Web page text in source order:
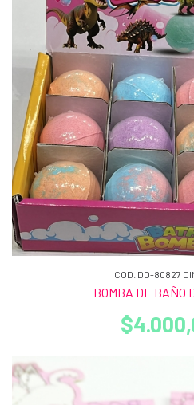
COD. DD-80827
BOMBA DE BAÑO